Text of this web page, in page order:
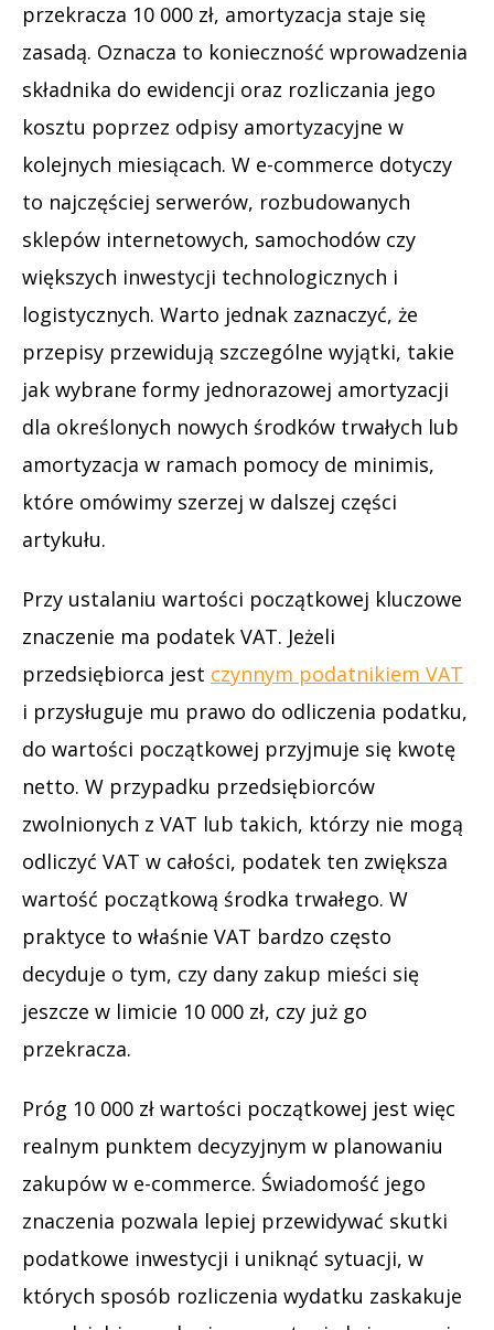
przekracza 10 000 zł, amortyzacja staje się
zasadą. Oznacza to konieczność wprowadzenia
składnika do ewidencji oraz rozliczania jego
kosztu poprzez odpisy amortyzacyjne w
kolejnych miesiącach. W e-commerce dotyczy
to najczęściej serwerów, rozbudowanych
sklepów internetowych, samochodów czy
większych inwestycji technologicznych i
logistycznych. Warto jednak zaznaczyć, że
przepisy przewidują szczególne wyjątki, takie
jak wybrane formy jednorazowej amortyzacji
dla określonych nowych środków trwałych lub
amortyzacja w ramach pomocy de minimis,
które omówimy szerzej w dalszej części
artykułu.
Przy ustalaniu wartości początkowej kluczowe
znaczenie ma podatek VAT. Jeżeli
przedsiębiorca jest czynnym podatnikiem VAT
i przysługuje mu prawo do odliczenia podatku,
do wartości początkowej przyjmuje się kwotę
netto. W przypadku przedsiębiorców
zwolnionych z VAT lub takich, którzy nie mogą
odliczyć VAT w całości, podatek ten zwiększa
wartość początkową środka trwałego. W
praktyce to właśnie VAT bardzo często
decyduje o tym, czy dany zakup mieści się
jeszcze w limicie 10 000 zł, czy już go
przekracza.
Próg 10 000 zł wartości początkowej jest więc
realnym punktem decyzyjnym w planowaniu
zakupów w e-commerce. Świadomość jego
znaczenia pozwala lepiej przewidywać skutki
podatkowe inwestycji i uniknąć sytuacji, w
których sposób rozliczenia wydatku zaskakuje